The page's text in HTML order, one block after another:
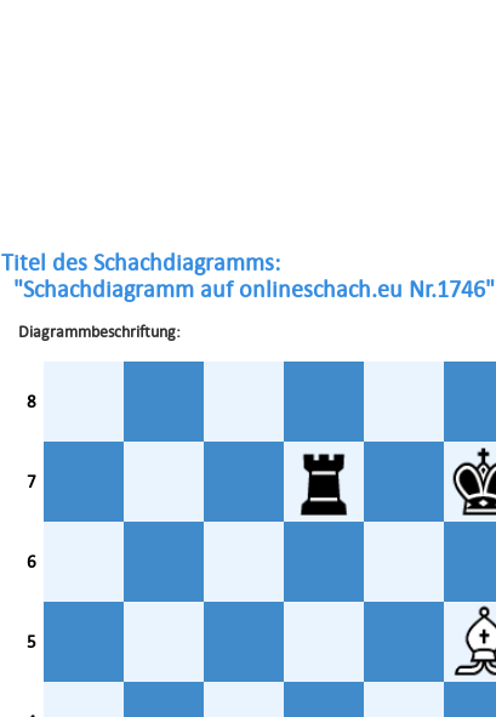
Titel des Schachdiagramms:
"Schachdiagramm auf onlineschach.eu Nr.1746"
Diagrammbeschriftung:
8
7
6
5